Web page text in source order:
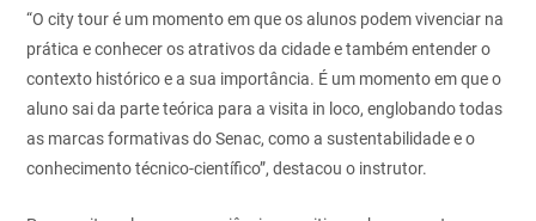
“O city tour é um momento em que os alunos podem vivenciar na
prática e conhecer os atrativos da cidade e também entender o
contexto histórico e a sua importância. É um momento em que o
aluno sai da parte teórica para a visita in loco, englobando todas
as marcas formativas do Senac, como a sustentabilidade e o
conhecimento técnico-científico”, destacou o instrutor.